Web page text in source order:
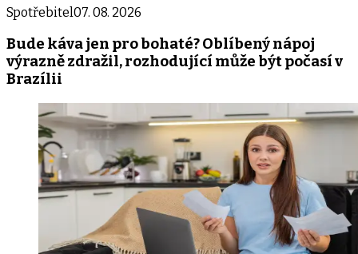
Spotřebitel07. 08. 2026
Bude káva jen pro bohaté? Oblíbený nápoj
výrazně zdražil, rozhodující může být počasí v
Brazílii